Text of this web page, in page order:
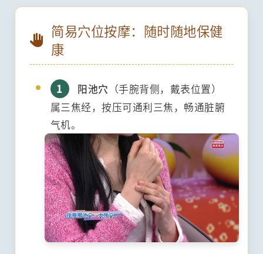
简易穴位按摩：随时随地保健
康
1 阳池穴 （手腕背侧，戴表位置）
属三焦经，按压可通利三焦，畅通脏腑
气机。